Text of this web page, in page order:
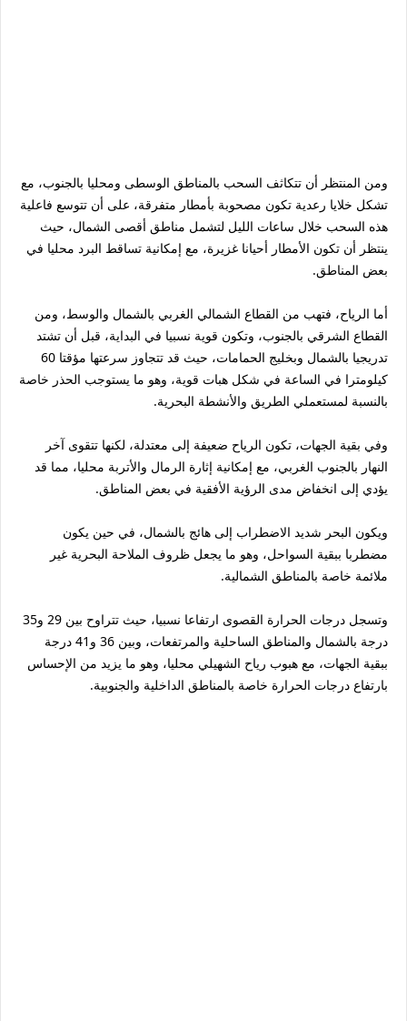
ومن المنتظر أن تتكاثف السحب بالمناطق الوسطى ومحليا بالجنوب، مع
تشكل خلايا رعدية تكون مصحوبة بأمطار متفرقة، على أن تتوسع فاعلية
هذه السحب خلال ساعات الليل لتشمل مناطق أقصى الشمال، حيث
ينتظر أن تكون الأمطار أحيانا غزيرة، مع إمكانية تساقط البرد محليا في
بعض المناطق.
أما الرياح، فتهب من القطاع الشمالي الغربي بالشمال والوسط، ومن
القطاع الشرقي بالجنوب، وتكون قوية نسبيا في البداية، قبل أن تشتد
تدريجيا بالشمال وبخليج الحمامات، حيث قد تتجاوز سرعتها مؤقتا 60
كيلومترا في الساعة في شكل هبات قوية، وهو ما يستوجب الحذر خاصة
بالنسبة لمستعملي الطريق والأنشطة البحرية.
وفي بقية الجهات، تكون الرياح ضعيفة إلى معتدلة، لكنها تتقوى آخر
النهار بالجنوب الغربي، مع إمكانية إثارة الرمال والأتربة محليا، مما قد
يؤدي إلى انخفاض مدى الرؤية الأفقية في بعض المناطق.
ويكون البحر شديد الاضطراب إلى هائج بالشمال، في حين يكون
مضطربا ببقية السواحل، وهو ما يجعل ظروف الملاحة البحرية غير
ملائمة خاصة بالمناطق الشمالية.
وتسجل درجات الحرارة القصوى ارتفاعا نسبيا، حيث تتراوح بين 29 و35
درجة بالشمال والمناطق الساحلية والمرتفعات، وبين 36 و41 درجة
ببقية الجهات، مع هبوب رياح الشهيلي محليا، وهو ما يزيد من الإحساس
بارتفاع درجات الحرارة خاصة بالمناطق الداخلية والجنوبية.